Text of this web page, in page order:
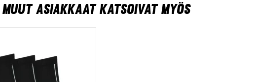
MUUT ASIAKKAAT KATSOIVAT MYÖS